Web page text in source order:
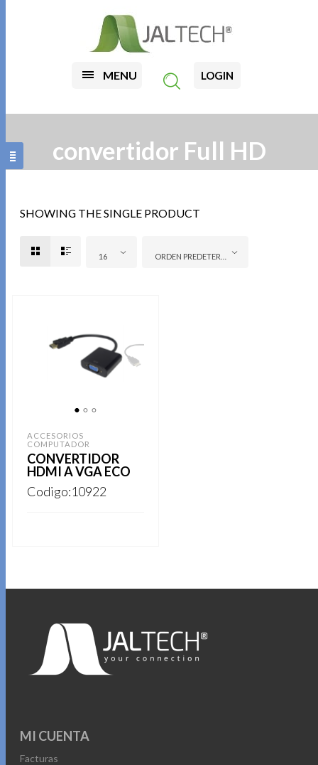
MENU LOGIN
convertidor Full HD
SHOWING THE SINGLE PRODUCT
16
ACCESORIOS
COMPUTADOR
CONVERTIDOR
HDMI A VGA ECO
Codigo:10922
MI CUENTA
Facturas